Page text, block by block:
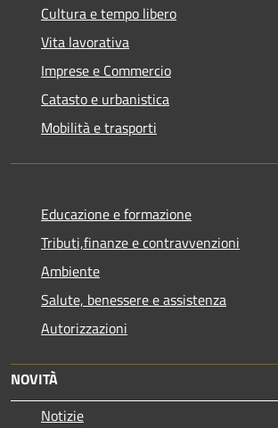
Cultura e tempo libero
Vita lavorativa
Imprese e Commercio
Catasto e urbanistica
Mobilità e trasporti
Educazione e formazione
Tributi,finanze e contravvenzioni
Ambiente
Salute, benessere e assistenza
Autorizzazioni
NOVITÀ
Notizie